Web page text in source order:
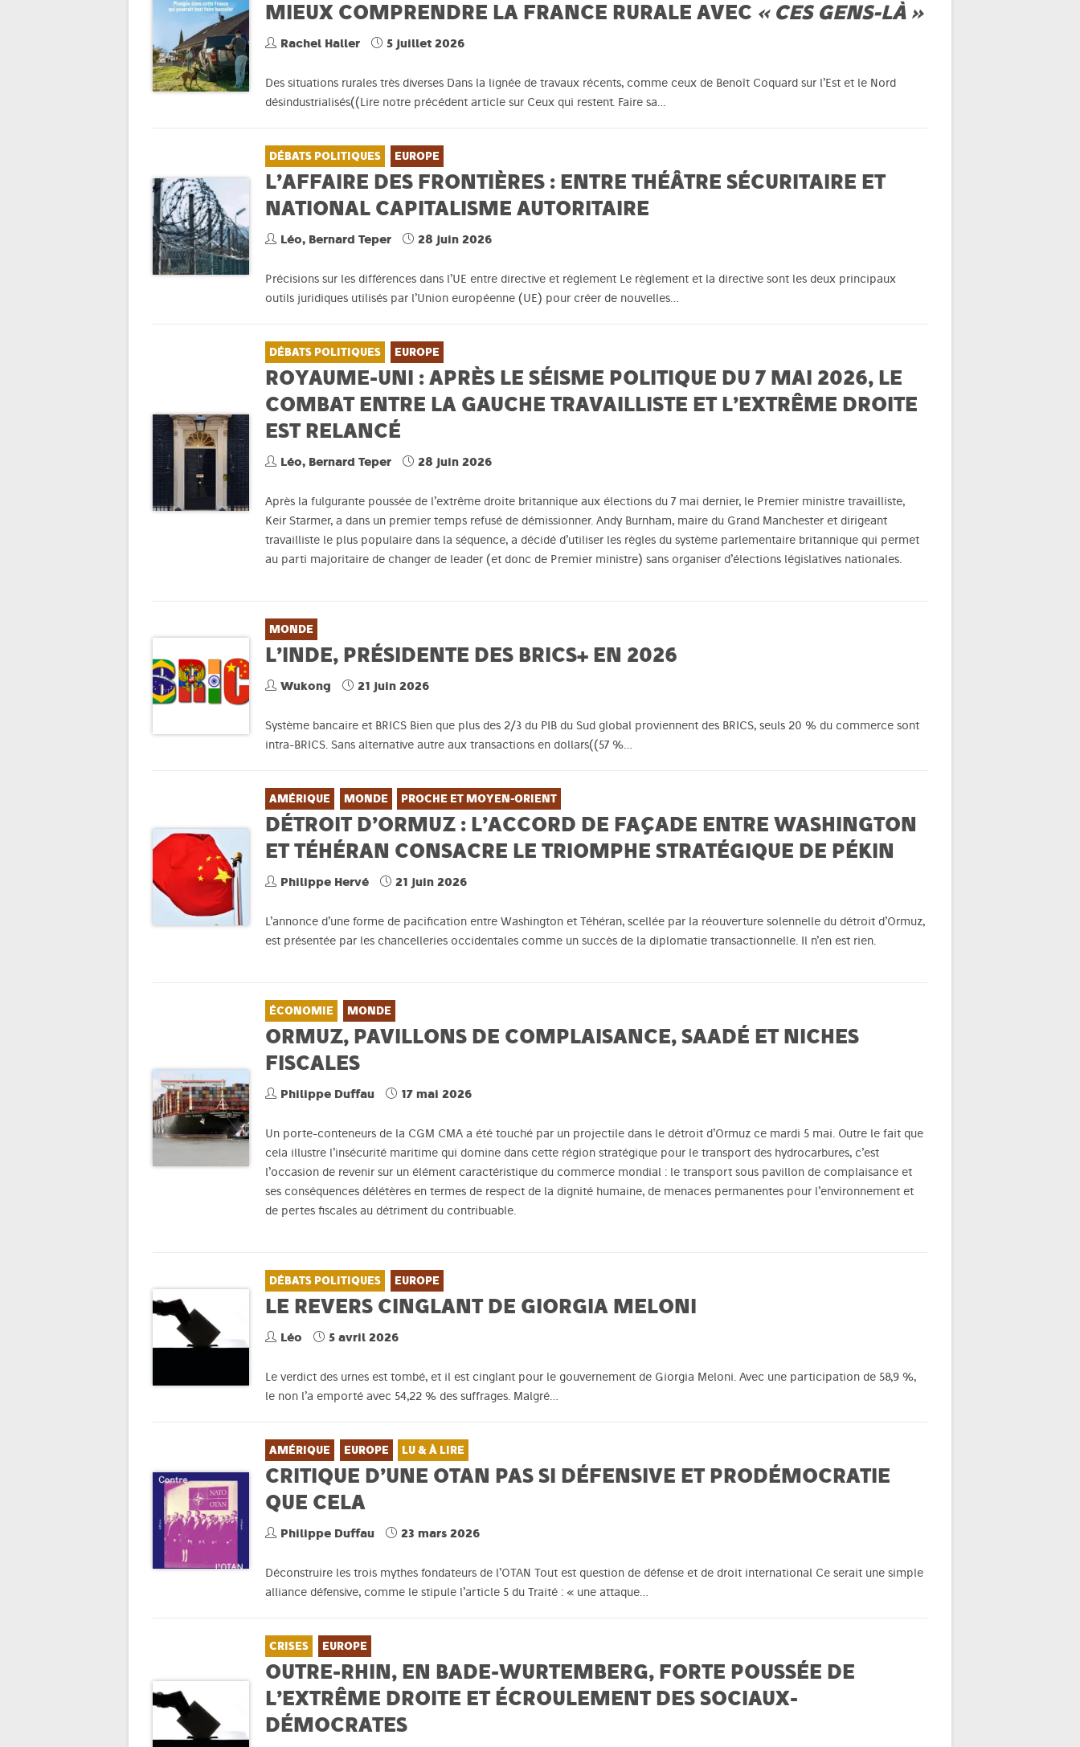
MIEUX COMPRENDRE LA FRANCE RURALE AVEC « CES GENS-LÀ »
Rachel Haller 5 juillet 2026
Des situations rurales très diverses Dans la lignée de travaux récents, comme ceux de Benoît Coquard sur l’Est et le Nord
désindustrialisés((Lire notre précédent article sur Ceux qui restent. Faire sa…
DÉBATS POLITIQUES EUROPE
L’AFFAIRE DES FRONTIÈRES : ENTRE THÉÂTRE SÉCURITAIRE ET
NATIONAL CAPITALISME AUTORITAIRE
Léo, Bernard Teper 28 juin 2026
Précisions sur les différences dans l’UE entre directive et règlement Le règlement et la directive sont les deux principaux
outils juridiques utilisés par l’Union européenne (UE) pour créer de nouvelles…
DÉBATS POLITIQUES EUROPE
ROYAUME-UNI : APRÈS LE SÉISME POLITIQUE DU 7 MAI 2026, LE
COMBAT ENTRE LA GAUCHE TRAVAILLISTE ET L’EXTRÊME DROITE
EST RELANCÉ
Léo, Bernard Teper 28 juin 2026
Après la fulgurante poussée de l’extrême droite britannique aux élections du 7 mai dernier, le Premier ministre travailliste,
Keir Starmer, a dans un premier temps refusé de démissionner. Andy Burnham, maire du Grand Manchester et dirigeant
travailliste le plus populaire dans la séquence, a décidé d’utiliser les règles du système parlementaire britannique qui permet
au parti majoritaire de changer de leader (et donc de Premier ministre) sans organiser d’élections législatives nationales.
MONDE
L’INDE, PRÉSIDENTE DES BRICS+ EN 2026
Wukong 21 juin 2026
Système bancaire et BRICS Bien que plus des 2/3 du PIB du Sud global proviennent des BRICS, seuls 20 % du commerce sont
intra-BRICS. Sans alternative autre aux transactions en dollars((57 %…
AMÉRIQUE MONDE PROCHE ET MOYEN-ORIENT
DÉTROIT D’ORMUZ : L’ACCORD DE FAÇADE ENTRE WASHINGTON
ET TÉHÉRAN CONSACRE LE TRIOMPHE STRATÉGIQUE DE PÉKIN
Philippe Hervé 21 juin 2026
L’annonce d’une forme de pacification entre Washington et Téhéran, scellée par la réouverture solennelle du détroit d’Ormuz,
est présentée par les chancelleries occidentales comme un succès de la diplomatie transactionnelle. Il n’en est rien.
ÉCONOMIE MONDE
ORMUZ, PAVILLONS DE COMPLAISANCE, SAADÉ ET NICHES
FISCALES
Philippe Duffau 17 mai 2026
Un porte-conteneurs de la CGM CMA a été touché par un projectile dans le détroit d’Ormuz ce mardi 5 mai. Outre le fait que
cela illustre l’insécurité maritime qui domine dans cette région stratégique pour le transport des hydrocarbures, c’est
l’occasion de revenir sur un élément caractéristique du commerce mondial : le transport sous pavillon de complaisance et
ses conséquences délétères en termes de respect de la dignité humaine, de menaces permanentes pour l’environnement et
de pertes fiscales au détriment du contribuable.
DÉBATS POLITIQUES EUROPE
LE REVERS CINGLANT DE GIORGIA MELONI
Léo 5 avril 2026
Le verdict des urnes est tombé, et il est cinglant pour le gouvernement de Giorgia Meloni. Avec une participation de 58,9 %,
le non l’a emporté avec 54,22 % des suffrages. Malgré…
AMÉRIQUE EUROPE LU & À LIRE
CRITIQUE D’UNE OTAN PAS SI DÉFENSIVE ET PRODÉMOCRATIE
QUE CELA
Philippe Duffau 23 mars 2026
Déconstruire les trois mythes fondateurs de l’OTAN Tout est question de défense et de droit international Ce serait une simple
alliance défensive, comme le stipule l’article 5 du Traité : « une attaque…
CRISES EUROPE
OUTRE-RHIN, EN BADE-WURTEMBERG, FORTE POUSSÉE DE
L’EXTRÊME DROITE ET ÉCROULEMENT DES SOCIAUX-
DÉMOCRATES